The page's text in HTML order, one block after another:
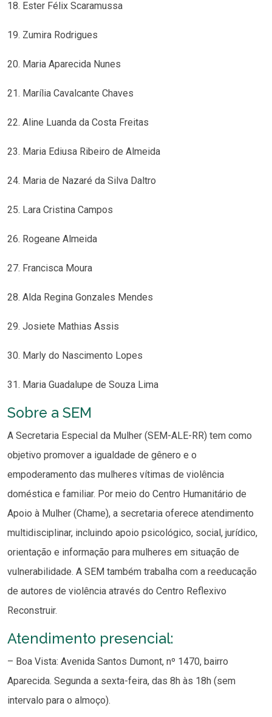
18. Ester Félix Scaramussa
19. Zumira Rodrigues
20. Maria Aparecida Nunes
21. Marília Cavalcante Chaves
22. Aline Luanda da Costa Freitas
23. Maria Ediusa Ribeiro de Almeida
24. Maria de Nazaré da Silva Daltro
25. Lara Cristina Campos
26. Rogeane Almeida
27. Francisca Moura
28. Alda Regina Gonzales Mendes
29. Josiete Mathias Assis
30. Marly do Nascimento Lopes
31. Maria Guadalupe de Souza Lima
Sobre a SEM
A Secretaria Especial da Mulher (SEM-ALE-RR) tem como
objetivo promover a igualdade de gênero e o
empoderamento das mulheres vítimas de violência
doméstica e familiar. Por meio do Centro Humanitário de
Apoio à Mulher (Chame), a secretaria oferece atendimento
multidisciplinar, incluindo apoio psicológico, social, jurídico,
orientação e informação para mulheres em situação de
vulnerabilidade. A SEM também trabalha com a reeducação
de autores de violência através do Centro Reflexivo
Reconstruir.
Atendimento presencial:
– Boa Vista: Avenida Santos Dumont, nº 1470, bairro
Aparecida. Segunda a sexta-feira, das 8h às 18h (sem
intervalo para o almoço).